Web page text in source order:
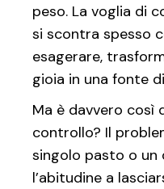
peso. La voglia di
si scontra spesso
esagerare,
gioia in una fonte
Ma è davvero così
controllo? Il
singolo pasto o un
l’abitudine a